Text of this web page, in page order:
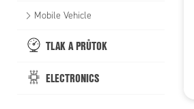
Mobile Vehicle
TLAK A PRŮTOK
ELECTRONICS